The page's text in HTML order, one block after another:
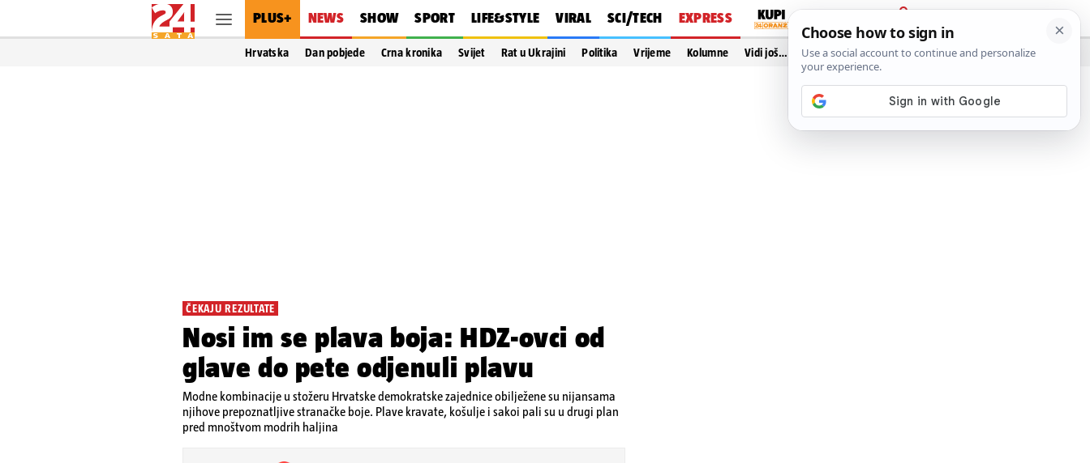
PLUS+ NEWS SHOW SPORT LIFE&STYLE VIRAL SCI/TECH EXPRESS
PRIJAVA
Hrvatska Dan pobjede Crna kronika Svijet Rat u Ukrajini Politika Vrijeme Kolumne Vidi još…
ČEKAJU REZULTATE
Nosi im se plava boja: HDZ-ovci od
glave do pete odjenuli plavu
Modne kombinacije u stožeru Hrvatske demokratske zajednice obilježene su nijansama
njihove prepoznatljive stranačke boje. Plave kravate, košulje i sakoi pali su u drugi plan
pred mnoštvom modrih haljina